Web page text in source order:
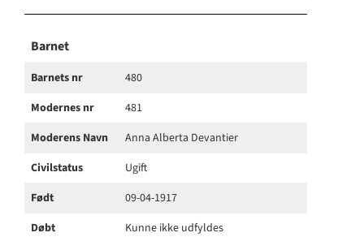
Barnet
Barnets nr
480
Modernes nr
481
Moderens Navn
Anna Alberta Devantier
Civilstatus
Ugift
Født
09-04-1917
Døbt
Kunne ikke udfyldes